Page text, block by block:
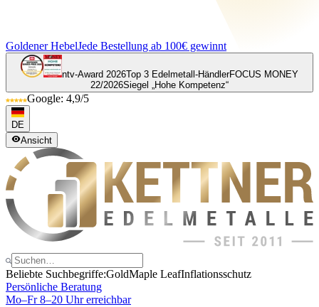
Goldener HebelJede Bestellung ab 100€ gewinnt
ntv-Award 2026Top 3 Edelmetall-HändlerFOCUS MONEY
22/2026Siegel „Hohe Kompetenz“
Google: 4,9/5
DE
Ansicht
Beliebte Suchbegriffe:GoldMaple LeafInflationsschutz
Persönliche Beratung
Mo–Fr 8–20 Uhr erreichbar